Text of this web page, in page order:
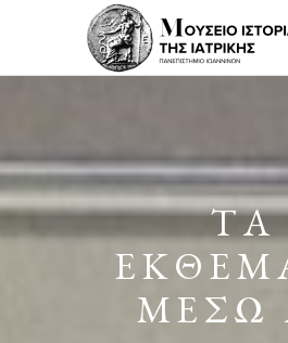
ΤΑ
ΜΈΣΩ